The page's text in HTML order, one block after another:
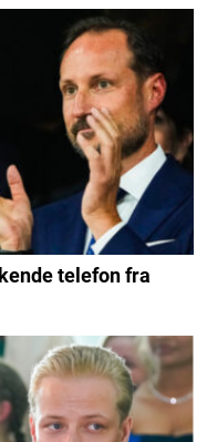
telefon fra